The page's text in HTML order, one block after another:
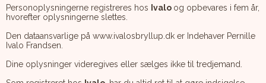
Personoplysningerne registreres hos Ivalo og opbevares i fem år,
hvorefter oplysningerne slettes.
Den dataansvarlige på www.ivalosbryllup.dk er Indehaver Pernille
Ivalo Frandsen.
Dine oplysninger videregives eller sælges ikke til tredjemand.